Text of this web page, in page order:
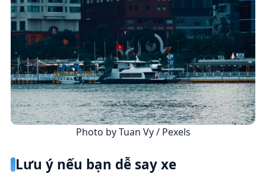
Photo by Tuan Vy / Pexels
Lưu ý nếu bạn dễ say xe